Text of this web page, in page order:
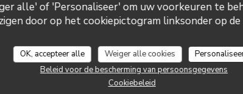
alle' of 'Personaliseer' om uw voorkeuren te
door op het cookiepictogram linksonder op
OK, accepteer alle Weiger alle cookies
Beleid voor de bescherming van persoonsgegevens
Cookiebeleid
coulis de fruits rouges chantilly aux fraises
pomme fondante émulsion caramel
Oh ! MOUETTES